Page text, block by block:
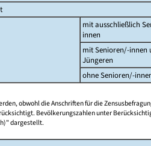
mit ausschließlich
innen
mit Senioren/-innen
Jüngeren
ohne Senioren/-
obwohl die Anschriften für die
Bevölkerungszahlen unter
dargestellt.